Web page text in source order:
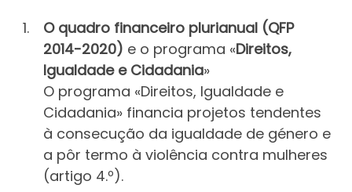
O quadro financeiro plurianual (QFP
2014-2020) e o programa «Direitos,
Igualdade e Cidadania»
O programa «Direitos, Igualdade e
Cidadania» financia projetos tendentes
à consecução da igualdade de género e
a pôr termo à violência contra mulheres
(artigo 4.º).